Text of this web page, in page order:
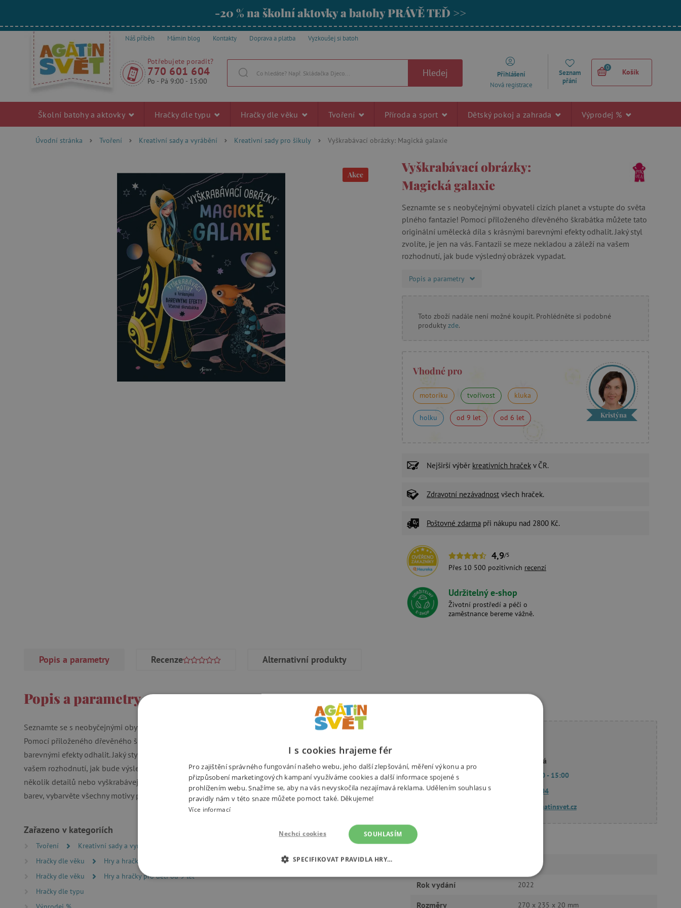
-20 % na školní aktovky a batohy PRÁVĚ TEĎ >>
Náš příběh Mámin blog Kontakty Doprava a platba Vyzkoušej si batoh
Potřebujete poradit?
770 601 604
Po - Pá 9:00 - 15:00
Hledej
Přihlášení
Nová registrace
Seznam
přání
0
Košík
Školní batohy a aktovky Hračky dle typu Hračky dle věku Tvoření Příroda a sport Dětský pokoj a zahrada Výprodej %
Úvodní stránka Tvoření Kreativní sady a vyrábění Kreativní sady pro šikuly Vyškrabávací obrázky: Magická galaxie
Akce
Vyškrabávací obrázky:
Magická galaxie
Seznamte se s neobyčejnými obyvateli cizích planet a vstupte do světa
plného fantazie! Pomocí přiloženého dřevěného škrabátka můžete tato
originální umělecká díla s krásnými barevnými efekty odhalit. Jaký styl
zvolíte, je jen na vás. Fantazii se meze nekladou a záleží na vašem
rozhodnutí, jak bude výsledný obrázek vypadat.
Popis a parametry
Toto zboží nadále není možné koupit. Prohlédněte si podobné
produkty zde.
Vhodné pro
motoriku tvořivost kluka
holku od 9 let od 6 let Kristýna
Nejširší výběr kreativních hraček v ČR.
Zdravotní nezávadnost všech hraček.
Poštovné zdarma při nákupu nad 2800 Kč.
4,9/5
Přes 10 500 pozitivních recenzí
Udržitelný e-shop
Životní prostředí a péči o
zaměstnance bereme vážně.
Popis a parametry Recenze Alternativní produkty
Popis a parametry
Seznamte se s neobyčejnými obyvateli cizích planet a vstupte do světa plného fantazie!
Pomocí přiloženého dřevěného škrabátka můžete tato originální umělecká díla s krásnými
barevnými efekty odhalit. Jaký styl zvolíte, je jen na vás. Fantazii se meze nekladou a záleží na
vašem rozhodnutí, jak bude výsledný obrázek vypadat. Odkryjte všechny plochy, vyberte jen
několik detailů nebo vyškrabávejte vlastní vzory, linie a plošky. Pokud chcete přidat ještě více
barev, vybarvěte všechny motivy pastelkami. Zábava a relaxace zaručeny!
Zařazeno v kategoriích
Tvoření Kreativní sady a vyrábění
Hračky dle věku
Hry a hračky pro děti od 6 let
Hračky dle věku
Hry a hračky pro děti od 9 let
Hračky dle typu
Linda Hodková
Po - Pá 9:00 - 15:00
770 601 604
dotazy@agatinsvet.cz
Rok vydání 2022
Rozměry 270 x 235 x 20 mm
I s cookies hrajeme fér
Pro zajištění správného fungování našeho webu, jeho další zlepšování, měření výkonu a pro
přizpůsobení marketingových kampaní využíváme cookies a další informace spojené s
prohlížením webu. Snažíme se, aby na vás nevyskočila nezajímavá reklama. Udělením souhlasu s
pravidly nám v této snaze můžete pomoct také. Děkujeme!
Více informací
SOUHLASÍM
Nechci cookies
SPECIFIKOVAT PRAVIDLA HRY…
NEZBYTNĚ NUTNÉ COOKIES ANALYTICKÉ COOKIES MARKETINGOVÉ COOKIES